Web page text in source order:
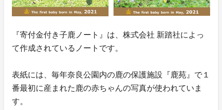
『寄付金付き子鹿ノート』は、株式会社 新踏社によっ
て作成されているノートです。
表紙には、毎年奈良公園内の鹿の保護施設『鹿苑』で１
番最初に産まれた鹿の赤ちゃんの写真が使われていま
す。